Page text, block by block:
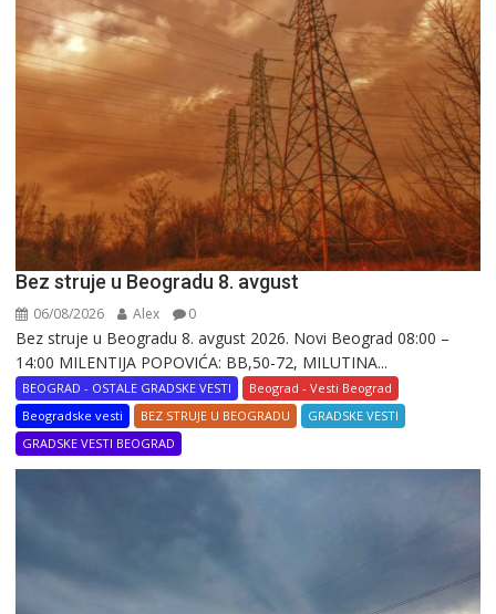
Bez struje u Beogradu 8. avgust
06/08/2026 Alex 0
Bez struje u Beogradu 8. avgust 2026. Novi Beograd 08:00 –
14:00 MILENTIJA POPOVIĆA: BB,50-72, MILUTINA...
BEOGRAD - OSTALE GRADSKE VESTI
Beograd - Vesti Beograd
Beogradske vesti
BEZ STRUJE U BEOGRADU
GRADSKE VESTI
GRADSKE VESTI BEOGRAD